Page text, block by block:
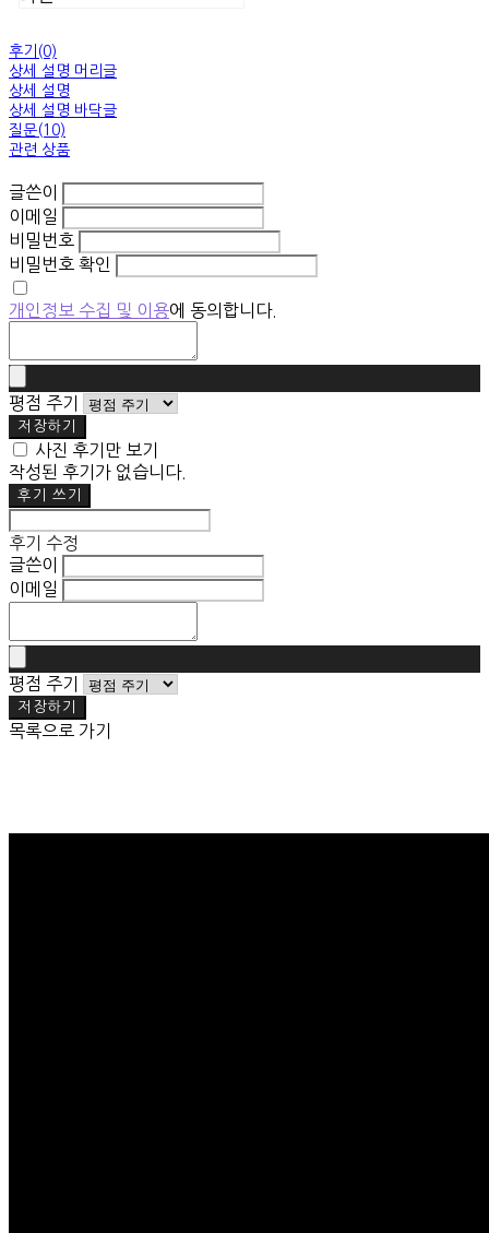
후기(0)
상세 설명 머리글
상세 설명
상세 설명 바닥글
질문(10)
관련 상품
글쓴이
이메일
비밀번호
비밀번호 확인
개인정보 수집 및 이용에 동의합니다.
평점 주기
저장하기
사진 후기만 보기
작성된 후기가 없습니다.
후기 쓰기
후기 수정
글쓴이
이메일
평점 주기
저장하기
목록으로 가기